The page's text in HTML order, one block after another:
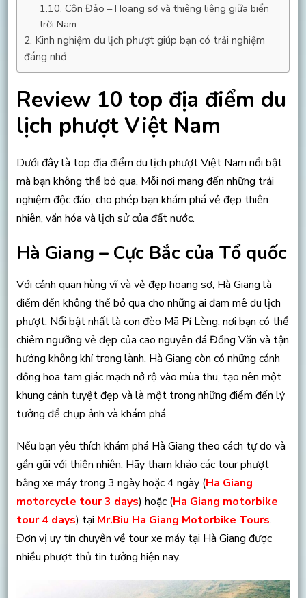
Côn Đảo – Hoang sơ và thiêng liêng giữa biển
trời Nam
Kinh nghiệm du lịch phượt giúp bạn có trải nghiệm
đáng nhớ
Review 10 top địa điểm du
lịch phượt Việt Nam
Dưới đây là top địa điểm du lịch phượt Việt Nam nổi bật
mà bạn không thể bỏ qua. Mỗi nơi mang đến những trải
nghiệm độc đáo, cho phép bạn khám phá vẻ đẹp thiên
nhiên, văn hóa và lịch sử của đất nước.
Hà Giang – Cực Bắc của Tổ quốc
Với cảnh quan hùng vĩ và vẻ đẹp hoang sơ, Hà Giang là
điểm đến không thể bỏ qua cho những ai đam mê du lịch
phượt. Nổi bật nhất là con đèo Mã Pí Lèng, nơi bạn có thể
chiêm ngưỡng vẻ đẹp của cao nguyên đá Đồng Văn và tận
hưởng không khí trong lành. Hà Giang còn có những cánh
đồng hoa tam giác mạch nở rộ vào mùa thu, tạo nên một
khung cảnh tuyệt đẹp và là một trong những điểm đến lý
tưởng để chụp ảnh và khám phá.
Nếu bạn yêu thích khám phá Hà Giang theo cách tự do và
gần gũi với thiên nhiên. Hãy tham khảo các tour phượt
bằng xe máy trong 3 ngày hoặc 4 ngày (Ha Giang
motorcycle tour 3 days) hoặc (Ha Giang motorbike
tour 4 days) tại Mr.Biu Ha Giang Motorbike Tours.
Đơn vị uy tín chuyên về tour xe máy tại Hà Giang được
nhiều phượt thủ tin tưởng hiện nay.